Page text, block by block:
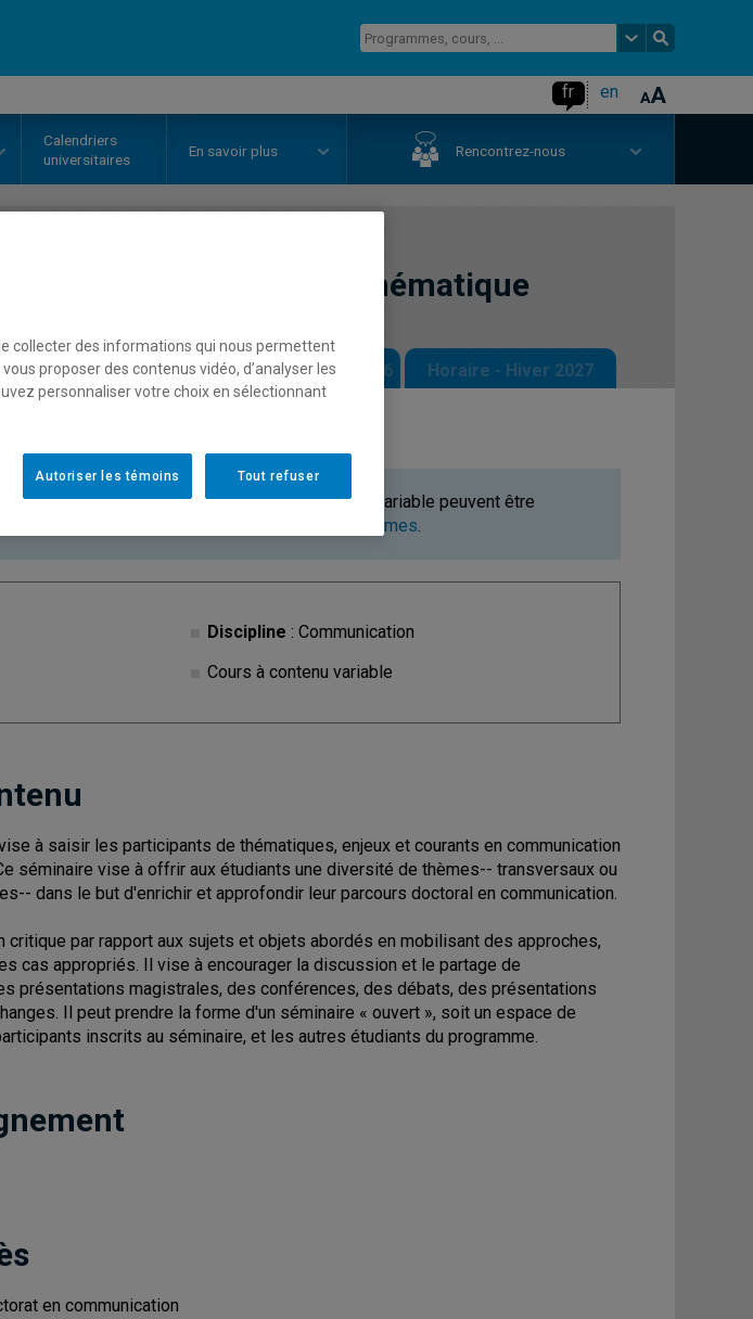
fr en
Calendriers
universitaires
En savoir plus Rencontrez-nous
Séminaire doctoral thématique
Horaire - Été 2026 Horaire - Automne 2026 Horaire - Hiver 2027
variable. Les descriptions des cours à contenu variable peuvent être
des facultés, écoles, départements et programmes.
Discipline : Communication
Cours à contenu variable
à saisir les participants de thématiques, enjeux et courants en communication
séminaire vise à offrir aux étudiants une diversité de thèmes-- transversaux ou
dans le but d'enrichir et approfondir leur parcours doctoral en communication.
par rapport aux sujets et objets abordés en mobilisant des approches,
cas appropriés. Il vise à encourager la discussion et le partage de
présentations magistrales, des conférences, des débats, des présentations
Il peut prendre la forme d'un séminaire « ouvert », soit un espace de
inscrits au séminaire, et les autres étudiants du programme.
en communication
collecter des informations qui nous permettent
proposer des contenus vidéo, d’analyser les
personnaliser votre choix en sélectionnant
Tout refuser
Autoriser les témoins